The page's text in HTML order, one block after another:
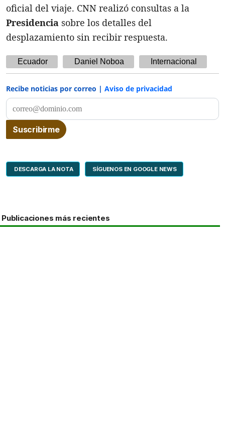
oficial del viaje. CNN realizó consultas a la
Presidencia sobre los detalles del
desplazamiento sin recibir respuesta.
Ecuador Daniel Noboa Internacional
Recibe noticias por correo | Aviso de privacidad
DESCARGA LA NOTA SÍGUENOS EN GOOGLE NEWS
Publicaciones más recientes